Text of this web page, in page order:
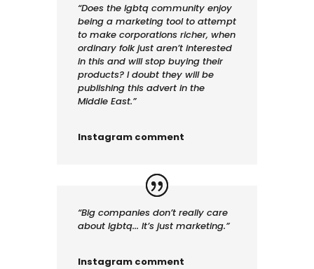
“Does the lgbtq community enjoy
being a marketing tool to attempt
to make corporations richer, when
ordinary folk just aren’t interested
in this and will stop buying their
products? I doubt they will be
publishing this advert in the
Middle East.”
Instagram comment
“Big companies don’t really care
about lgbtq... It’s just marketing.”
Instagram comment